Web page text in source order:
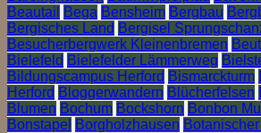
Beautail
Bega Bensheim Bergbau
Bergisches Land Bergisel
Besucherbergwerk Kleinenbremen
Bielefeld Bielefelder Lämmerweg
Bildungscampus Herford Bismarckturm
Herford Bloggerwandern Blücherfelsen
Blumen Bochum Bockshorn Bonbon
Bonstapel Borgholzhausen